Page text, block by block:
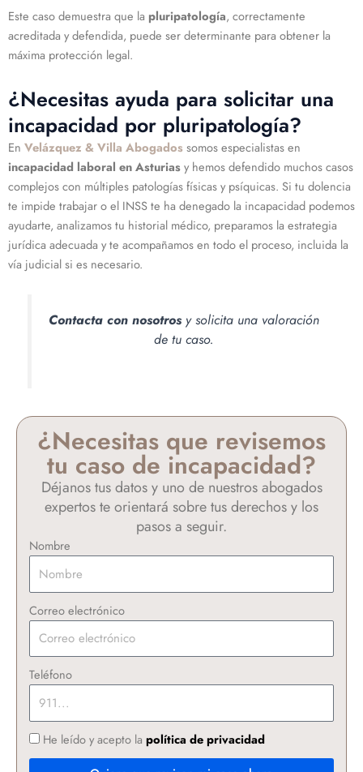
Este caso demuestra que la pluripatología, correctamente
acreditada y defendida, puede ser determinante para obtener la
máxima protección legal.
¿Necesitas ayuda para solicitar una
incapacidad por pluripatología?
En Velázquez & Villa Abogados somos especialistas en
incapacidad laboral en Asturiasy hemos defendido muchos casos
complejos con múltiples patologías físicas y psíquicas. Si tu dolencia
te impide trabajar o el INSS te ha denegado la incapacidad podemos
ayudarte, analizamos tu historial médico, preparamos la estrategia
jurídica adecuada y te acompañamos en todo el proceso, incluida la
vía judicial si es necesario.
Contacta con nosotros y solicita una valoración
de tu caso.
¿Necesitas que revisemos
tu caso de incapacidad?
Déjanos tus datos y uno de nuestros abogados
expertos te orientará sobre tus derechos y los
pasos a seguir.
Nombre
Correo electrónico
Teléfono
He leído y acepto la política de privacidad